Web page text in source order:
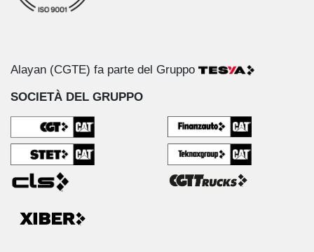
Alayan (CGTE) fa parte del Gruppo
SOCIETÀ DEL GRUPPO